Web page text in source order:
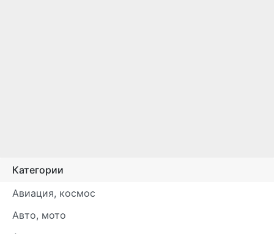
Категории
Авиация, космос
Авто, мото